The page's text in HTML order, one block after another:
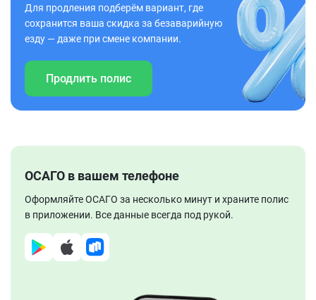
Для продления подберём вариант, где
сохранится ваша скидка за безаварийную
езду — даже при смене компании.
Продлить полис
ОСАГО в вашем телефоне
Оформляйте ОСАГО за несколько минут и храните полис
в приложении. Все данные всегда под рукой.